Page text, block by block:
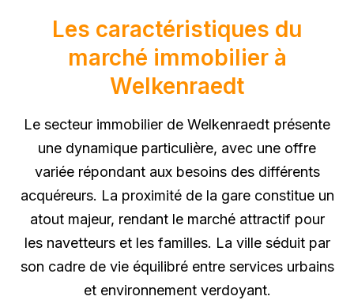
Les caractéristiques du
marché immobilier à
Welkenraedt
Le secteur immobilier de Welkenraedt présente
une dynamique particulière, avec une offre
variée répondant aux besoins des différents
acquéreurs. La proximité de la gare constitue un
atout majeur, rendant le marché attractif pour
les navetteurs et les familles. La ville séduit par
son cadre de vie équilibré entre services urbains
et environnement verdoyant.